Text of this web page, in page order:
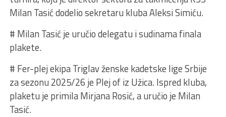
Milan Tasić dodelio sekretaru kluba Aleksi Simiću.
# Milan Tasić je uručio delegatu i sudinama finala
plakete.
# Fer-plej ekipa Triglav ženske kadetske lige Srbije
za sezonu 2025/26 je Plej of iz Užica. Ispred kluba,
plaketu je primila Mirjana Rosić, a uručio je Milan
Tasić.